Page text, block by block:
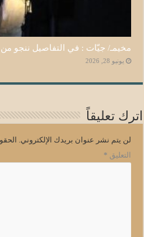
مخيمـ/ جيّات : في التفاصيل ننجو من
يونيو 28, 2026
اترك تعليقاً
لن يتم نشر عنوان بريدك الإلكتروني.
التعليق *